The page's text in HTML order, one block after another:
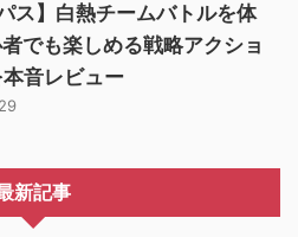
ス】白熱チームバトルを体
でも楽しめる戦略アクショ
本音レビュー
新記事